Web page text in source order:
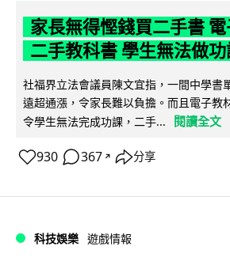
家長無得慳錢買二手書
二手教科書 學生無法做功
社福界立法會議員陳文宜指，一間中學書
遠超通漲，令家長難以負擔。而且電子教
令學生無法完成功課，二手...
閱讀全文
930 367 ↗ 分享
科技娛樂 遊戲情報